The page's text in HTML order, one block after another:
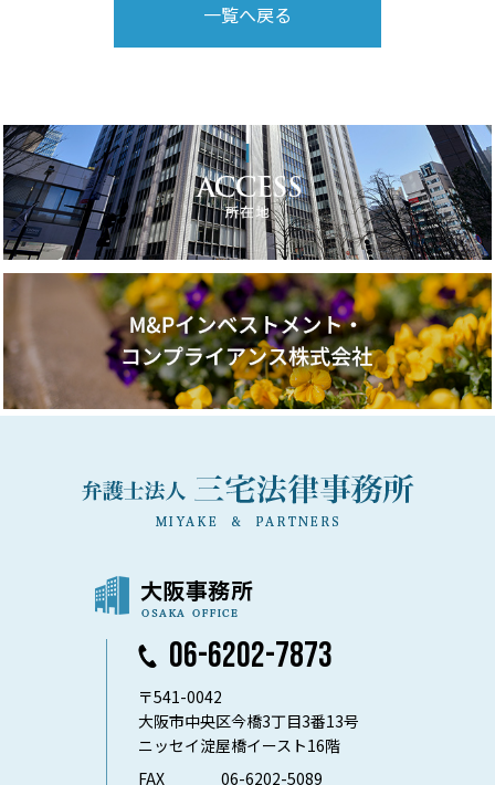
一覧へ戻る
06-6202-7873
〒541-0042
大阪市中央区今橋3丁目3番13号
ニッセイ淀屋橋イースト16階
FAX
06-6202-5089